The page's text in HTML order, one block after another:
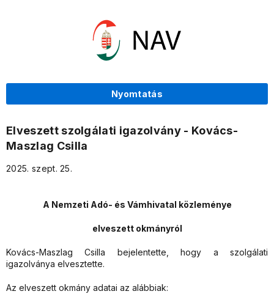
Nyomtatás
Elveszett szolgálati igazolvány - Kovács-
Maszlag Csilla
2025. szept. 25.
A Nemzeti Adó- és Vámhivatal közleménye
elveszett okmányról
Kovács-Maszlag Csilla
bejelentette, hogy a szolgálati
igazolványa elvesztette.
Az elveszett okmány adatai az alábbiak: